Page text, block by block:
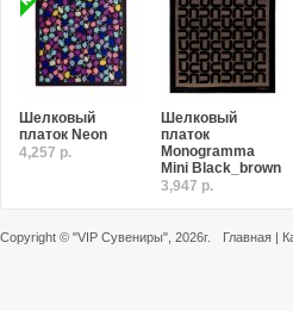
Шелковый
платок Neon
4,257 р.
Шелковый
платок
Monogramma
Mini Black_brown
3,947 р.
Copyright © "VIP Сувениры" , 2026г. Главная |